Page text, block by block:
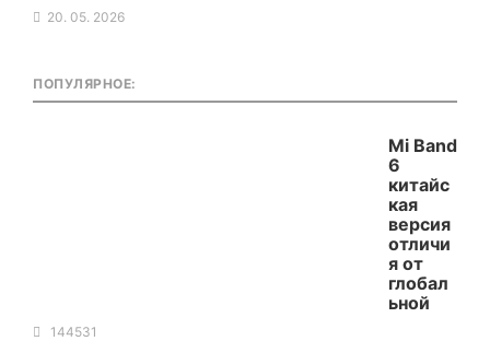
20. 05. 2026
ПОПУЛЯРНОЕ:
Mi Band
6
китайс
кая
версия
отличи
я от
глобал
ьной
144531